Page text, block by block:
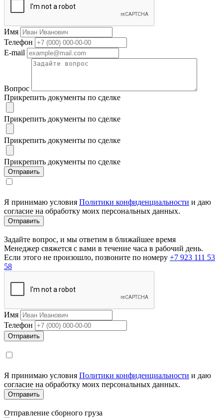
Имя
Телефон
E-mail
Вопрос
Прикрепить документы по сделке
Прикрепить документы по сделке
Прикрепить документы по сделке
Прикрепить документы по сделке
Я принимаю условия Политики конфиденциальности и даю
согласие на обработку моих персональных данных.
Задайте вопрос, и мы ответим в ближайшее время
Менеджер свяжется с вами в течение часа в рабочий день.
Если этого не произошло, позвоните по номеру +7 923 111 53
58
Имя
Телефон
Я принимаю условия Политики конфиденциальности и даю
согласие на обработку моих персональных данных.
Отправление сборного груза